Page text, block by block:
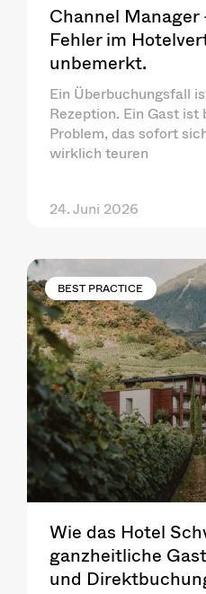
Channel
Fehler im
unbemerkt.
Ein Überbuchungsfall
Rezeption. Ein Gast
Problem, das sofort
wirklich teuren
24. Juni 2026
BEST PRACTICE
Wie das Hotel
ganzheitliche
und